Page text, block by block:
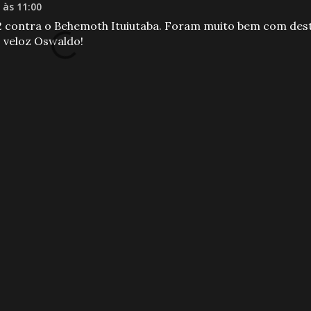
11:00
contra o Behemoth Ituiutaba. Foram muito bem com
Oswaldo!